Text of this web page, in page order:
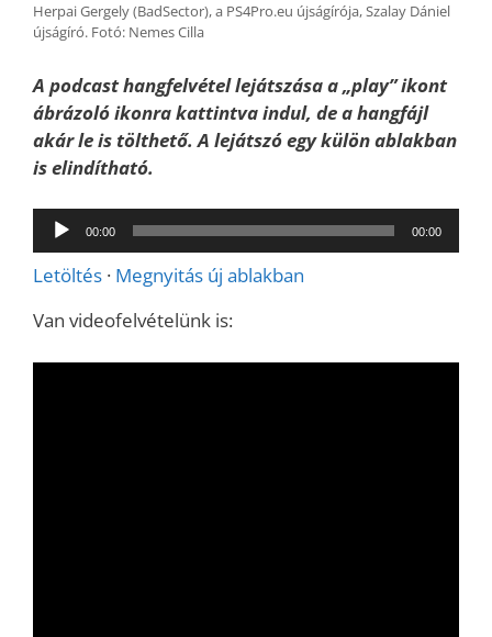
Herpai Gergely (BadSector), a PS4Pro.eu újságírója, Szalay Dániel
újságíró. Fotó: Nemes Cilla
A podcast hangfelvétel lejátszása a „play” ikont
ábrázoló ikonra kattintva indul, de a hangfájl
akár le is tölthető. A lejátszó egy külön ablakban
is elindítható.
Audió
lejátszó
00:00 00:00
Letöltés · Megnyitás új ablakban
Van videofelvételünk is: